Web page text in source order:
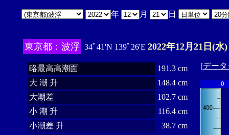
年 月 日
東京都：波浮 34ﾟ41'N 139ﾟ26'E 2022年12月21日(水)
略最高高潮面
191.3 cm
大 潮 升
148.4 cm
大潮差
102.7 cm
小 潮 升
116.4 cm
小潮差 升
38.7 cm
[デー
0